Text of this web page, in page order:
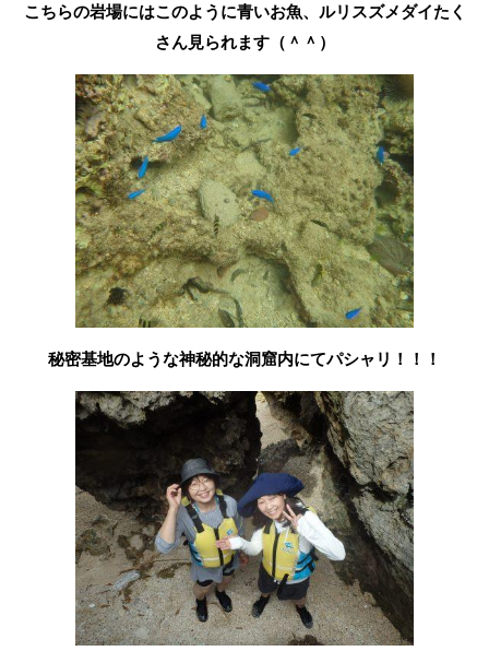
こちらの岩場にはこのように青いお魚、ルリスズメダイたく
さん見られます（＾＾）
秘密基地のような神秘的な洞窟内にてパシャリ！！！